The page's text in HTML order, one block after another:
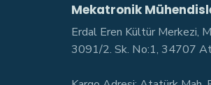
Mekatronik
Erdal Eren Kültür Merkezi,
3091/2. Sk. No:1, 34707